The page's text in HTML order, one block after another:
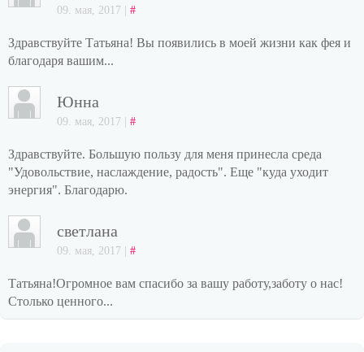
09. мая, 2017 | #
Здравствуйте Татьяна! Вы появились в моей жизни как фея и
благодаря вашим...
Юнна
09. мая, 2017 | #
Здравствуйте. Большую пользу для меня принесла среда
"Удовольствие, наслаждение, радость". Еще "куда уходит
энергия". Благодарю.
светлана
09. мая, 2017 | #
Татьяна!Огромное вам спасибо за вашу работу,заботу о нас!
Столько ценного...